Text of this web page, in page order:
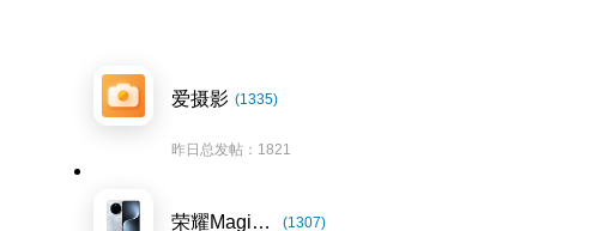
爱摄影 (1335)
昨日总发帖：1821
荣耀Magic7系列 (1307)